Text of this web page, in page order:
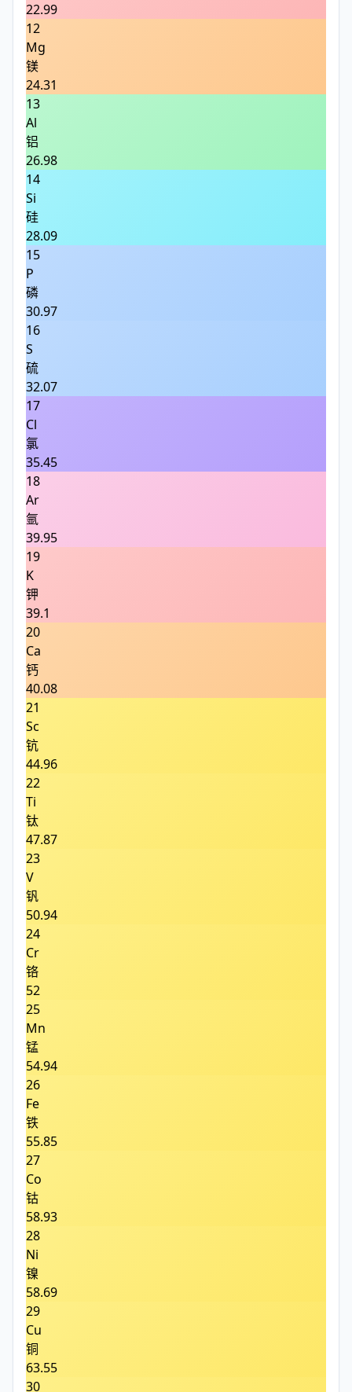
22.99
12
Mg
镁
24.31
13
Al
铝
26.98
14
Si
硅
28.09
15
P
磷
30.97
16
S
硫
32.07
17
Cl
氯
35.45
18
Ar
氩
39.95
19
K
钾
39.1
20
Ca
钙
40.08
21
Sc
钪
44.96
22
Ti
钛
47.87
23
V
钒
50.94
24
Cr
铬
52
25
Mn
锰
54.94
26
Fe
铁
55.85
27
Co
钴
58.93
28
Ni
镍
58.69
29
Cu
铜
63.55
30